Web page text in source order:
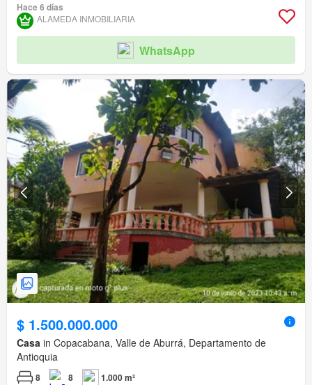
Hace 6 días
ALAMEDA INMOBILIARIA
WhatsApp
$ 1.500.000.000
Casa in Copacabana, Valle de Aburrá, Departamento de
Antioquia
8 8 1.000 m²